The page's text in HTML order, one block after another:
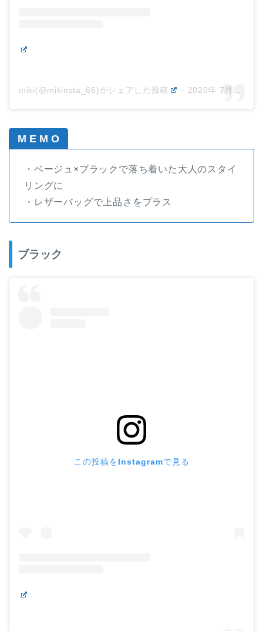
miki(@mikinsta_66)がシェアした投稿 – 2020年 7月月26日午後3時13分PDT
M E M O
・ベージュ×ブラックで落ち着いた大人のスタイ
リングに
・レザーバッグで上品さをプラス
ブラック
この投稿をInstagramで見る